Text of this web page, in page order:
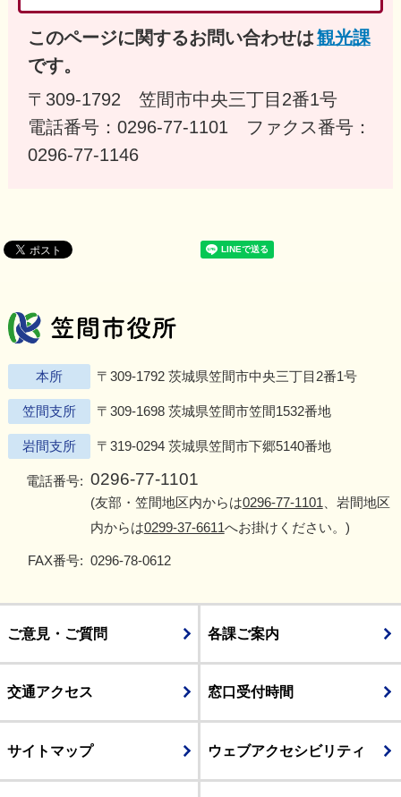
このページに関するお問い合わせは観光課
です。
〒309-1792 笠間市中央三丁目2番1号
電話番号：0296-77-1101 ファクス番号：
0296-77-1146
本所 〒309-1792 茨城県笠間市中央三丁目2番1号
笠間支所 〒309-1698 茨城県笠間市笠間1532番地
岩間支所 〒319-0294 茨城県笠間市下郷5140番地
電話番号: 0296-77-1101
(友部・笠間地区内からは0296-77-1101 、岩間地区
内からは0299-37-6611へお掛けください。)
FAX番号: 0296-78-0612
ご意見・ご質問 各課ご案内
交通アクセス 窓口受付時間
サイトマップ ウェブアクセシビリティ